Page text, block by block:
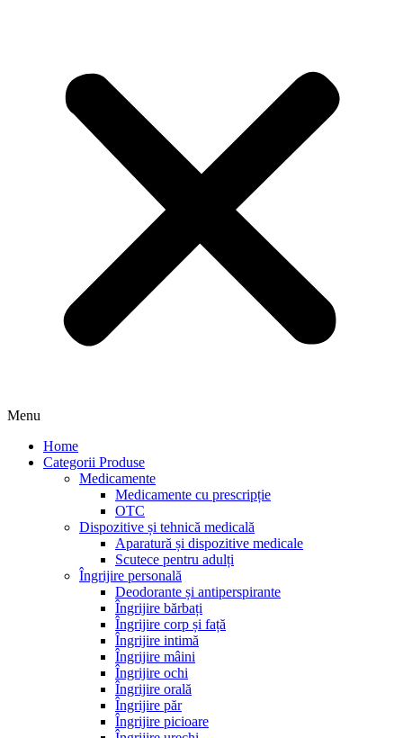
Menu
Home
Categorii Produse
Medicamente
Medicamente cu prescripție
OTC
Dispozitive și tehnică medicală
Aparatură și dispozitive medicale
Scutece pentru adulți
Îngrijire personală
Deodorante și antiperspirante
Îngrijire bărbați
Îngrijire corp și față
Îngrijire intimă
Îngrijire mâini
Îngrijire ochi
Îngrijire orală
Îngrijire păr
Îngrijire picioare